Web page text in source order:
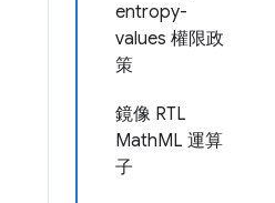
entropy-
values 權限政
策
鏡像 RTL
MathML 運算
子